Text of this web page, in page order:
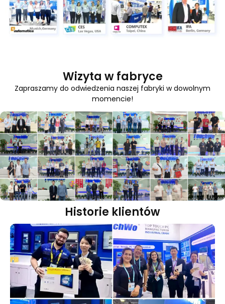
Wizyta w fabryce
Zapraszamy do odwiedzenia naszej fabryki w dowolnym
momencie!
Historie klientów